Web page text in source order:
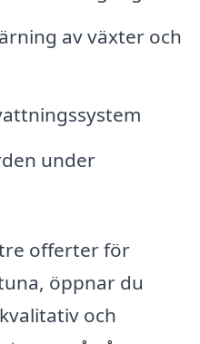
av växter och
under
offerter för
öppnar du
och